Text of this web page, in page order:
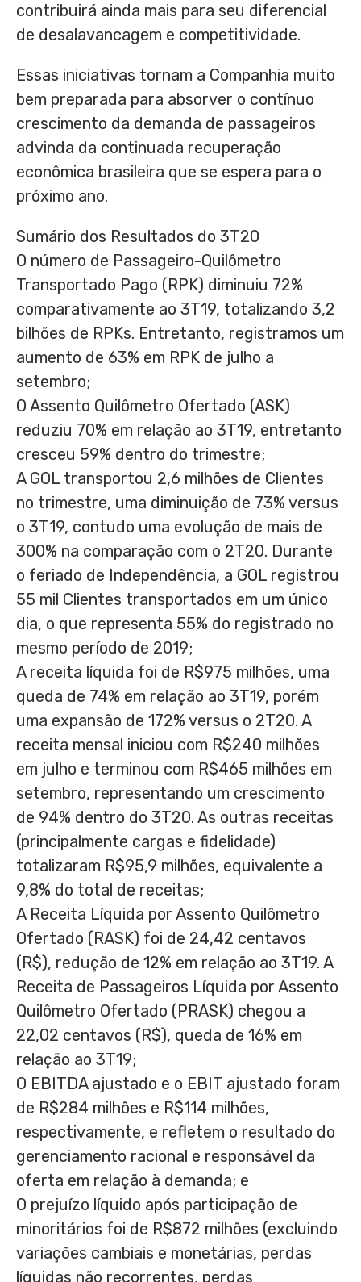
contribuirá ainda mais para seu diferencial
de desalavancagem e competitividade.
Essas iniciativas tornam a Companhia muito
bem preparada para absorver o contínuo
crescimento da demanda de passageiros
advinda da continuada recuperação
econômica brasileira que se espera para o
próximo ano.
Sumário dos Resultados do 3T20
O número de Passageiro-Quilômetro
Transportado Pago (RPK) diminuiu 72%
comparativamente ao 3T19, totalizando 3,2
bilhões de RPKs. Entretanto, registramos um
aumento de 63% em RPK de julho a
setembro;
O Assento Quilômetro Ofertado (ASK)
reduziu 70% em relação ao 3T19, entretanto
cresceu 59% dentro do trimestre;
A GOL transportou 2,6 milhões de Clientes
no trimestre, uma diminuição de 73% versus
o 3T19, contudo uma evolução de mais de
300% na comparação com o 2T20. Durante
o feriado de Independência, a GOL registrou
55 mil Clientes transportados em um único
dia, o que representa 55% do registrado no
mesmo período de 2019;
A receita líquida foi de R$975 milhões, uma
queda de 74% em relação ao 3T19, porém
uma expansão de 172% versus o 2T20. A
receita mensal iniciou com R$240 milhões
em julho e terminou com R$465 milhões em
setembro, representando um crescimento
de 94% dentro do 3T20. As outras receitas
(principalmente cargas e fidelidade)
totalizaram R$95,9 milhões, equivalente a
9,8% do total de receitas;
A Receita Líquida por Assento Quilômetro
Ofertado (RASK) foi de 24,42 centavos
(R$), redução de 12% em relação ao 3T19. A
Receita de Passageiros Líquida por Assento
Quilômetro Ofertado (PRASK) chegou a
22,02 centavos (R$), queda de 16% em
relação ao 3T19;
O EBITDA ajustado e o EBIT ajustado foram
de R$284 milhões e R$114 milhões,
respectivamente, e refletem o resultado do
gerenciamento racional e responsável da
oferta em relação à demanda; e
O prejuízo líquido após participação de
minoritários foi de R$872 milhões (excluindo
variações cambiais e monetárias, perdas
líquidas não recorrentes, perdas